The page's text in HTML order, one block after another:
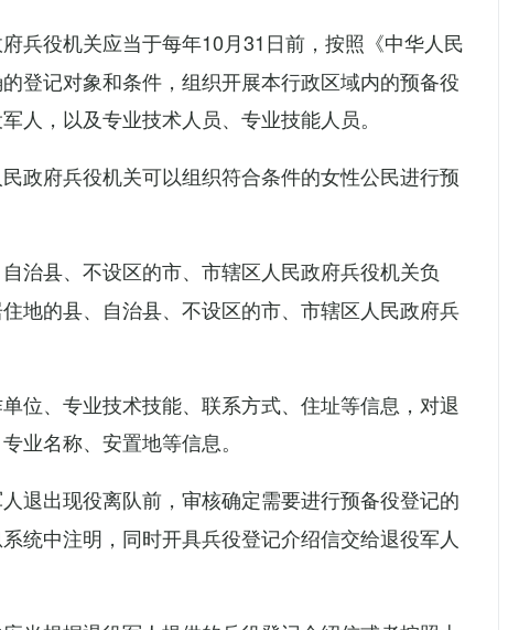
兵役机关应当于每年10月31日前，按照《中华人民
登记对象和条件，组织开展本行政区域内的预备役
人，以及专业技术人员、专业技能人员。
政府兵役机关可以组织符合条件的女性公民进行预
治县、不设区的市、市辖区人民政府兵役机关负
地的县、自治县、不设区的市、市辖区人民政府兵
位、专业技术技能、联系方式、住址等信息，对退
业名称、安置地等信息。
退出现役离队前，审核确定需要进行预备役登记的
统中注明，同时开具兵役登记介绍信交给退役军人